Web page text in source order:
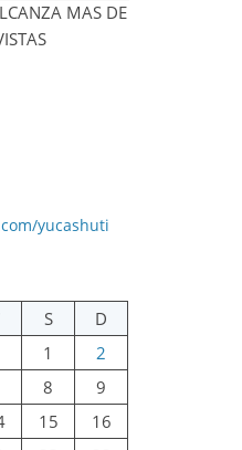
MAS DE
yucashuti
S
D
1
2
8
9
15
16